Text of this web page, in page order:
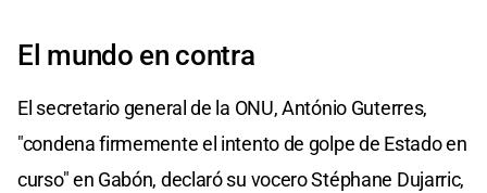
El mundo en contra
El secretario general de la ONU, António Guterres,
"condena firmemente el intento de golpe de Estado en
curso" en Gabón, declaró su vocero Stéphane Dujarric,